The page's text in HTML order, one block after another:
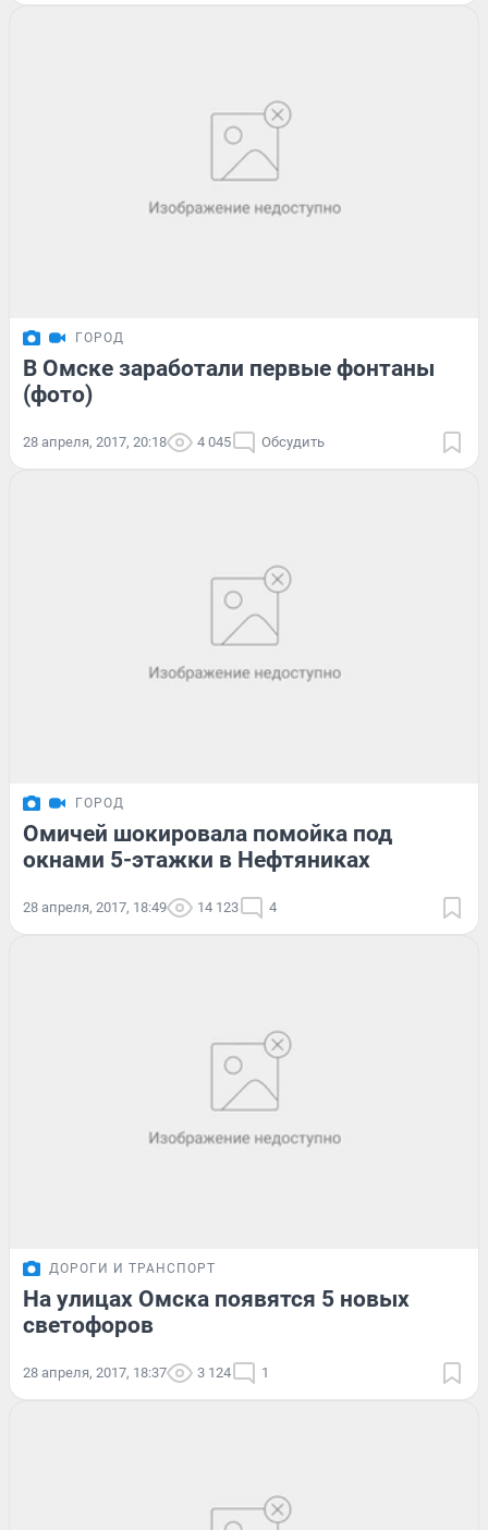
ГОРОД
В Омске заработали первые фонтаны
(фото)
28 апреля, 2017, 20:18 4 045 Обсудить
ГОРОД
Омичей шокировала помойка под
окнами 5-этажки в Нефтяниках
28 апреля, 2017, 18:49 14 123 4
ДОРОГИ И ТРАНСПОРТ
На улицах Омска появятся 5 новых
светофоров
28 апреля, 2017, 18:37 3 124 1